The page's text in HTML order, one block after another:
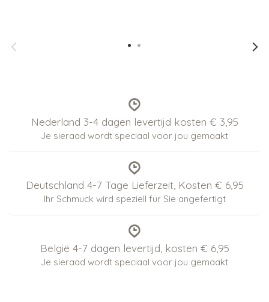
Nederland 3-4 dagen levertijd kosten € 3,95
Je sieraad wordt speciaal voor jou gemaakt
Deutschland 4-7 Tage Lieferzeit, Kosten € 6,95
Ihr Schmuck wird speziell für Sie angefertigt
België 4-7 dagen levertijd, kosten € 6,95
Je sieraad wordt speciaal voor jou gemaakt